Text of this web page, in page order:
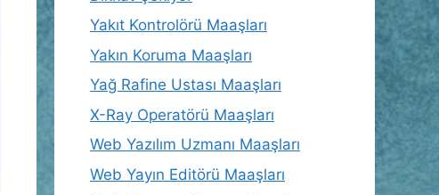
Yakıt Kontrolörü Maaşları
Yakın Koruma Maaşları
Yağ Rafine Ustası Maaşları
X-Ray Operatörü Maaşları
Web Yazılım Uzmanı Maaşları
Web Yayın Editörü Maaşları